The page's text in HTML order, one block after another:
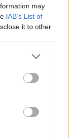
may
IAB’s List of
it to other
more Google
may click to
party tags to
below Google
a